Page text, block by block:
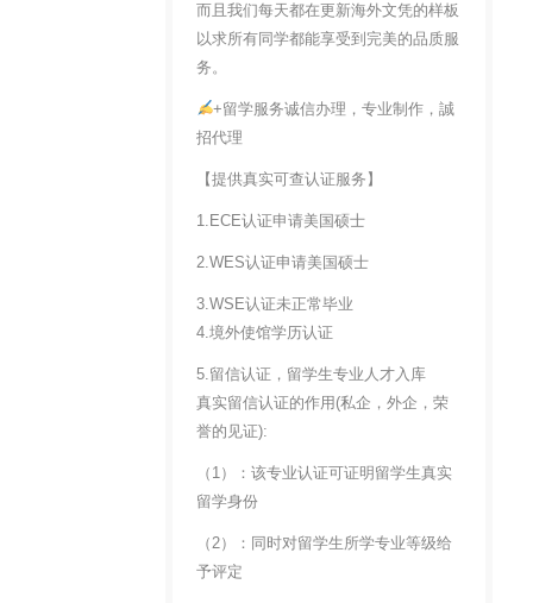
而且我们每天都在更新海外文凭的样板
以求所有同学都能享受到完美的品质服
务。
+留学服务诚信办理，专业制作，誠
招代理
【提供真实可查认证服务】
1.ECE认证申请美国硕士
2.WES认证申请美国硕士
3.WSE认证未正常毕业
4.境外使馆学历认证
5.留信认证，留学生专业人才入库
真实留信认证的作用(私企，外企，荣
誉的见证):
（1）：该专业认证可证明留学生真实
留学身份
（2）：同时对留学生所学专业等级给
予评定